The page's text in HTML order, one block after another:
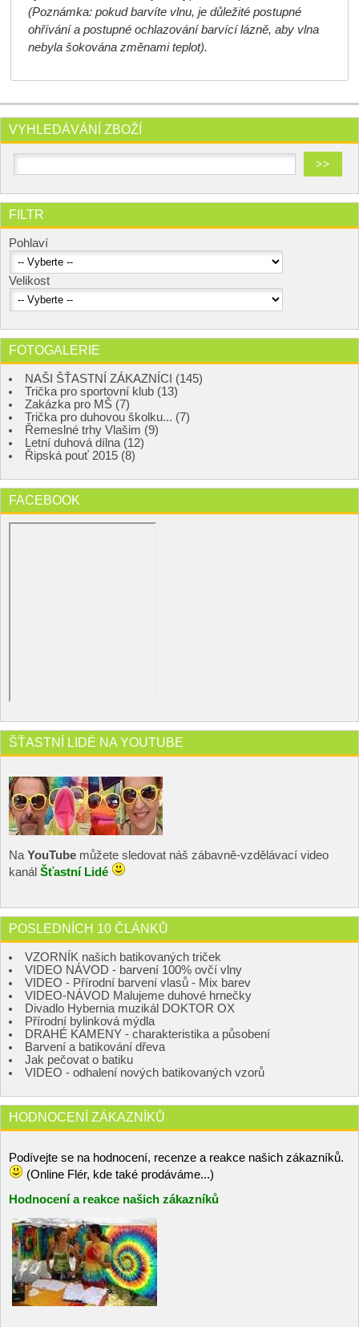
(Poznámka: pokud barvíte vlnu, je důležité postupné
ohřívání a postupné ochlazování barvící lázně, aby vlna
nebyla šokována změnami teplot).
VYHLEDÁVÁNÍ ZBOŽÍ
FILTR
Pohlaví
Velikost
FOTOGALERIE
NAŠI ŠŤASTNÍ ZÁKAZNÍCI (145)
Trička pro sportovní klub (13)
Zakázka pro MŠ (7)
Trička pro duhovou školku... (7)
Řemeslné trhy Vlašim (9)
Letní duhová dílna (12)
Řipská pouť 2015 (8)
FACEBOOK
ŠŤASTNÍ LIDÉ NA YOUTUBE
NaYouTube můžete sledovat náš zábavně-vzdělávací video
kanál Šťastní Lidé
POSLEDNÍCH 10 ČLÁNKŮ
VZORNÍK našich batikovaných triček
VIDEO NÁVOD - barvení 100% ovčí vlny
VIDEO - Přírodní barvení vlasů - Mix barev
VIDEO-NÁVOD Malujeme duhové hrnečky
Divadlo Hybernia muzikál DOKTOR OX
Přírodní bylinková mýdla
DRAHÉ KAMENY - charakteristika a působení
Barvení a batikování dřeva
Jak pečovat o batiku
VIDEO - odhalení nových batikovaných vzorů
HODNOCENÍ ZÁKAZNÍKŮ
Podívejte se na hodnocení, recenze a reakce našich zákazníků.
(Online Flér, kde také prodáváme...)
Hodnocení a reakce našich zákazníků